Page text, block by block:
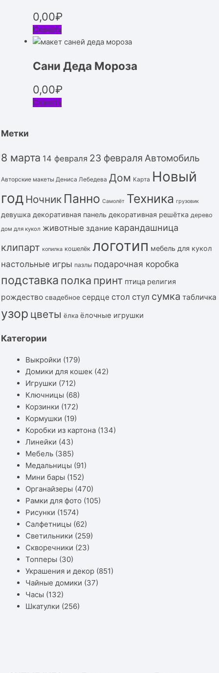
0,00₽
Скачать
Сани Деда Мороза
0,00₽
Скачать
Метки
8 марта 14 февраля 23 февраля Автомобиль
Авторские макеты Дениса Лебедева Дом Карта Новый
год Ночник Панно Самолёт Техника грузовик
девушка декоративная панель декоративная решётка дерево
дом для кукол животные здание карандашница
клипарт копилка кошелёк логотип мебель для кукол
настольные игры пазлы подарочная коробка
подставка полка принт птица религия
рождество свадебное сердце стол стул сумка табличка
узор цветы ёлка ёлочные игрушки
Категории
Выкройки (179)
Домики для кошек (42)
Игрушки (712)
Ключницы (68)
Корзинки (172)
Кормушки (19)
Коробки из картона (134)
Линейки (43)
Мебель (385)
Медальницы (91)
Мини бары (152)
Органайзеры (470)
Рамки для фото (105)
Рисунки (1574)
Салфетницы (62)
Светильники (259)
Скворечники (23)
Топперы (30)
Украшения и декор (851)
Чайные домики (37)
Часы (132)
Шкатулки (256)